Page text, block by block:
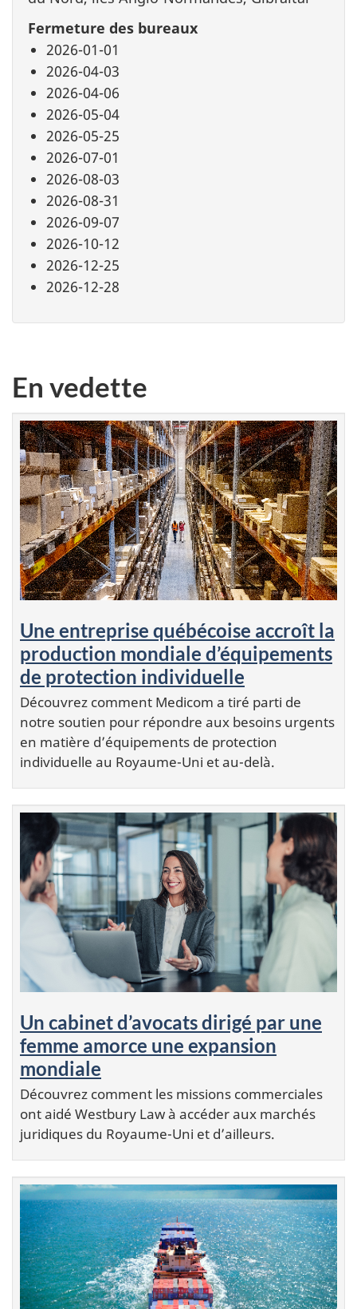
Fermeture des bureaux
2026-01-01
2026-04-03
2026-04-06
2026-05-04
2026-05-25
2026-07-01
2026-08-03
2026-08-31
2026-09-07
2026-10-12
2026-12-25
2026-12-28
En vedette
Une entreprise québécoise accroît la
production mondiale d’équipements
de protection individuelle
Découvrez comment Medicom a tiré parti de
notre soutien pour répondre aux besoins urgents
en matière d’équipements de protection
individuelle au Royaume-Uni et au-delà.
Un cabinet d’avocats dirigé par une
femme amorce une expansion
mondiale
Découvrez comment les missions commerciales
ont aidé Westbury Law à accéder aux marchés
juridiques du Royaume-Uni et d’ailleurs.